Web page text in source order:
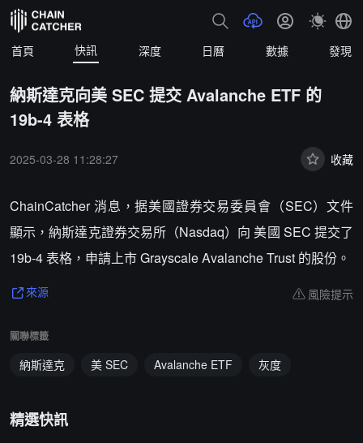
首頁 快訊 深度 日曆 數據 發現
納斯達克向美 SEC 提交 Avalanche ETF 的
19b-4 表格
2025-03-28 11:28:27 收藏
ChainCatcher 消息，据美國證券交易委員會（SEC）文件
顯示，納斯達克證券交易所（Nasdaq）向 美國 SEC 提交了
19b-4 表格，申請上市 Grayscale Avalanche Trust 的股份。
來源 風險提示
關聯標籤
納斯達克 美 SEC Avalanche ETF 灰度
精選快訊